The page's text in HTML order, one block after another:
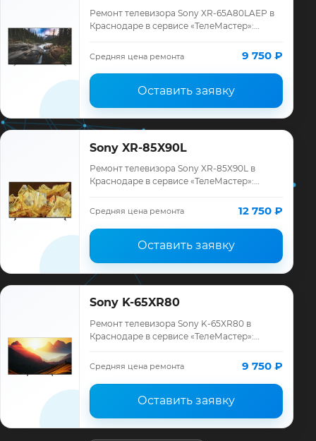
Ремонт телевизора Sony XR-65A80LAEP в
Краснодаре в сервисе «ТелеМастер»:
ремонта, запчасти и гарантия до 12
месяцев.
Средняя цена ремонта 9 750 ₽
Оставить заявку
Sony XR-85X90L
Ремонт телевизора Sony XR-85X90L в
Краснодаре в сервисе «ТелеМастер»:
ремонта, запчасти и гарантия до 12
Средняя цена ремонта 12 750 ₽
Оставить заявку
Sony K-65XR80
Ремонт телевизора Sony K-65XR80 в
Краснодаре в сервисе «ТелеМастер»:
ремонта, запчасти и гарантия до 12
месяцев.
Средняя цена ремонта 9 750 ₽
Оставить заявку